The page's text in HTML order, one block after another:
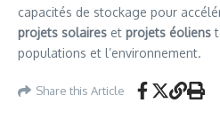
capacités de stockage pour
projets solaires et projets éoliens
populations et l’environnement.
Share this Article